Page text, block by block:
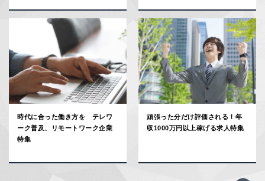
時代に合った働き方を テレワ
ーク普及、リモートワーク企業
特集
頑張った分だけ評価される！年
収1000万円以上稼げる求人特集